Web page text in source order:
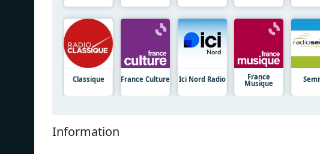
Classique France Culture Ici Nord Radio France
Musique
Information